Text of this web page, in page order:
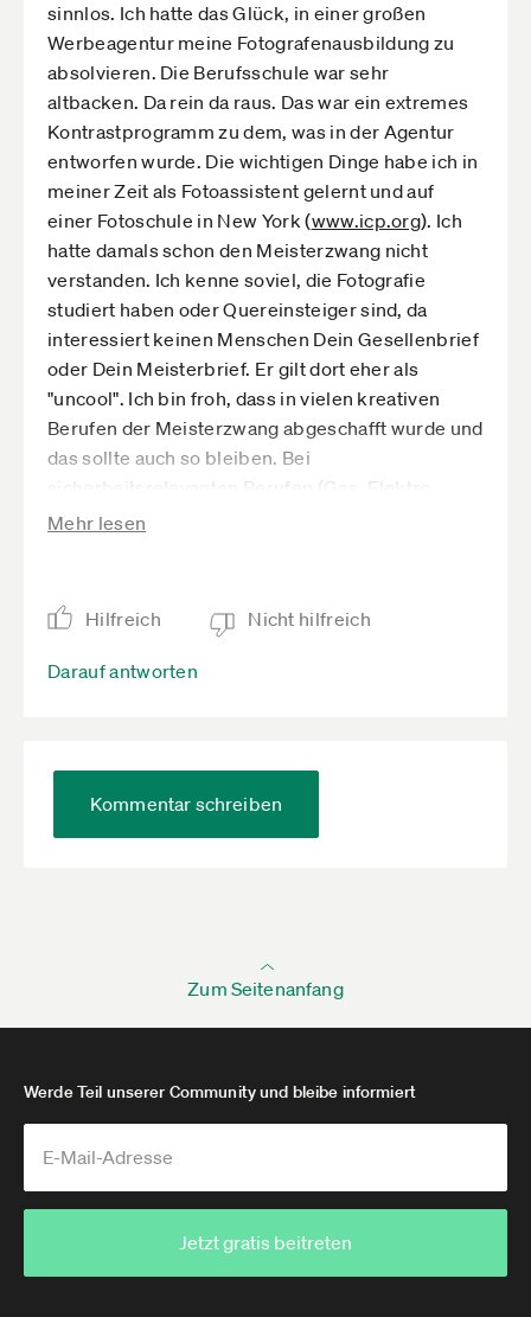
Ausnahme #2: Der Unternehmer muss nicht
selbst Meister sein, er kann auch einen Meister
einstellen (was die ganze Idee ad absurdum
führt)
Ausnahme #3: Unternehmer aus dem EU
Ausland können das Handwerksunternehmen
auch ohne Meisterbrief gründen.
Die Wiedereinführung der Meisterpflicht ist aus
meiner Sicht nur noch ein weiterer Anker, der
das Schiff noch mehr bremst.
Weniger Neugründungen wegen des
Meisterzwangs ist belegt durch welche
Quelle?
Und noch mal, ich sehe den/die Gesellen/in
als sehr gut ausgebildete Person, genauso
das Pflegepersonal. Jedoch macht es in vielen
Punkten einen Unterschied, ob man nochmal
14 Monate Vollzeit (6 Tage/Woche) die
Schulbank gedrückt hat mit anschließenden
Prüfungswochen, oder ob man dies nicht
gemacht hat ;-)
sinnlos. Ich hatte das Glück, in einer großen
Werbeagentur meine Fotografenausbildung zu
absolvieren. Die Berufsschule war sehr
altbacken. Da rein da raus. Das war ein extremes
Kontrastprogramm zu dem, was in der Agentur
entworfen wurde. Die wichtigen Dinge habe ich in
meiner Zeit als Fotoassistent gelernt und auf
einer Fotoschule in New York (www.icp.org­). Ich
hatte damals schon den Meisterzwang nicht
verstanden. Ich kenne soviel, die Fotografie
studiert haben oder Quereinsteiger sind, da
interessiert keinen Menschen Dein Gesellenbrief
oder Dein Meisterbrief. Er gilt dort eher als
"uncool". Ich bin froh, dass in vielen kreativen
Berufen der Meisterzwang abgeschafft wurde und
das sollte auch so bleiben. Bei
sicherheitsrelevanten Berufen (Gas, Elektro,
Wasser) sehe ich das anders.
Mehr lesen
Hilfreich Nicht hilfreich
Darauf antworten
Kommentar schreiben
Zum Seitenanfang
Werde Teil unserer Community und bleibe informiert
Jetzt gratis beitreten